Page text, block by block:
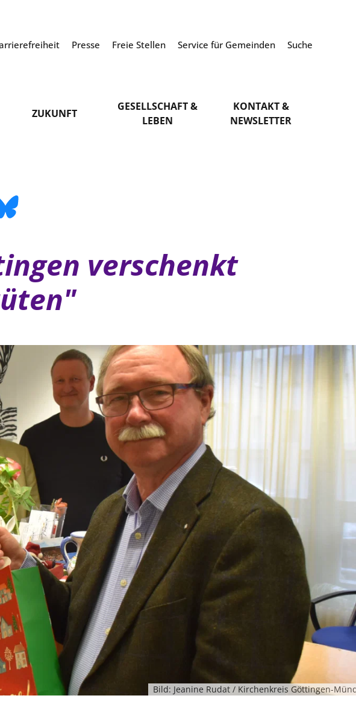
Presse Freie Stellen Service für Gemeinden Suche
ZUKUNFT
GESELLSCHAFT &
LEBEN
KONTAKT &
NEWSLETTER
verschenkt
Bild: Jeanine Rudat / Kirchenkreis Göttingen-